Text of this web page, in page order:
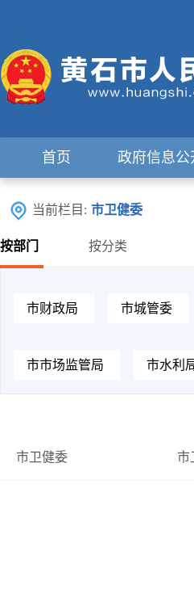
首页 政府信息公
当前栏目: 市卫健委
按部门 按分类
市财政局 市城管委
市市场监管局 市水利
市卫健委 市